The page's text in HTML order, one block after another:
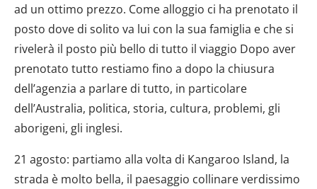
ad un ottimo prezzo. Come alloggio ci ha prenotato il
posto dove di solito va lui con la sua famiglia e che si
rivelerà il posto più bello di tutto il viaggio Dopo aver
prenotato tutto restiamo fino a dopo la chiusura
dell’agenzia a parlare di tutto, in particolare
dell’Australia, politica, storia, cultura, problemi, gli
aborigeni, gli inglesi.
21 agosto: partiamo alla volta di Kangaroo Island, la
strada è molto bella, il paesaggio collinare verdissimo